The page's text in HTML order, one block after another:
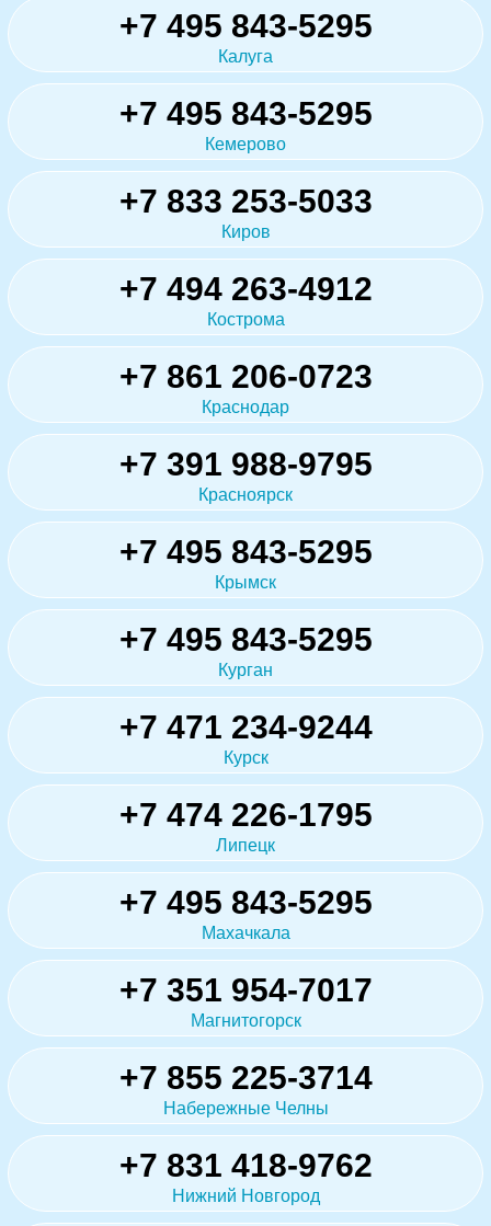
+7 495 843-5295
Калуга
+7 495 843-5295
Кемерово
+7 833 253-5033
Киров
+7 494 263-4912
Кострома
+7 861 206-0723
Краснодар
+7 391 988-9795
Красноярск
+7 495 843-5295
Крымск
+7 495 843-5295
Курган
+7 471 234-9244
Курск
+7 474 226-1795
Липецк
+7 495 843-5295
Махачкала
+7 351 954-7017
Магнитогорск
+7 855 225-3714
Набережные Челны
+7 831 418-9762
Нижний Новгород